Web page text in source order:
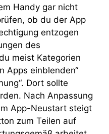
Handy gar nicht
ob du der App
entzogen
des
meist Kategorien
Apps einblenden“
Dort sollte
Nach Anpassung
App-Neustart steigt
zum Teilen auf